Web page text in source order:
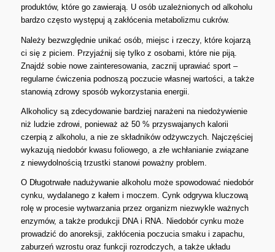
produktów, które go zawierają. U osób uzależnionych od alkoholu
bardzo często występuj ą zakłócenia metabolizmu cukrów.
Należy bezwzględnie unikać osób, miejsc i rzeczy, które kojarzą
ci się z piciem. Przyjaźnij się tylko z osobami, które nie piją.
Znajdź sobie nowe zainteresowania, zacznij uprawiać sport –
regularne ćwiczenia podnoszą poczucie własnej wartości, a także
stanowią zdrowy sposób wykorzystania energii.
Alkoholicy są zdecydowanie bardziej narażeni na niedożywienie
niż ludzie zdrowi, ponieważ aż 50 % przyswajanych kalorii
czerpią z alkoholu, a nie ze składników odżywczych. Najczęściej
wykazują niedobór kwasu foliowego, a złe wchłanianie związane
z niewydolnością trzustki stanowi poważny problem.
O Długotrwałe nadużywanie alkoholu może spowodować niedobór
cynku, wydalanego z kałem i moczem. Cynk odgrywa kluczową
rolę w procesie wytwarzania przez organizm niezwykle ważnych
enzymów, a także produkcji DNA i RNA. Niedobór cynku może
prowadzić do anoreksji, zakłócenia poczucia smaku i zapachu,
zaburzeń wzrostu oraz funkcji rozrodczych, a także układu